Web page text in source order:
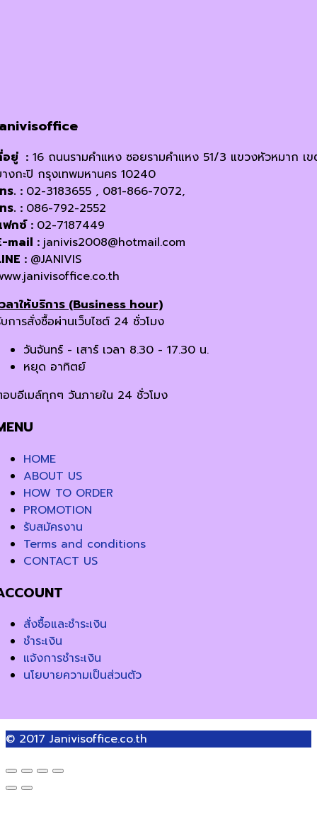
อยู่ : 16 ถนนรามคำแหง ซอยรามคำแหง 51/3 แขวงหัวหมาก เ
งกะปิ กรุงเทพมหานคร 10240
ร. : 02-3183655 , 081-866-7072,
ร. : 086-792-2552
กซ์ : 02-7187449
mail : janivis2008@hotmail.com
: @JANIVIS
ลาให้บริการ (Business hour)
การสั่งซื้อผ่านเว็บไซต์ 24 ชั่วโมง
วันจันทร์ - เสาร์ เวลา 8.30 - 17.30 น.
หยุด อาทิตย์
บอีเมล์ทุกๆ วันภายใน 24 ชั่วโมง
HOME
ABOUT US
HOW TO ORDER
PROMOTION
รับสมัครงาน
Terms and conditions
CONTACT US
สั่งซื้อและชำระเงิน
ชำระเงิน
แจ้งการชำระเงิน
นโยบายความเป็นส่วนตัว
© 2017 Janivisoffice.co.th